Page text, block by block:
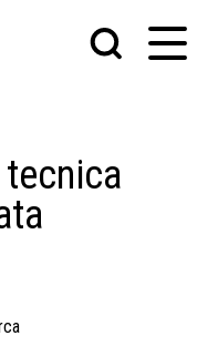
tecnica